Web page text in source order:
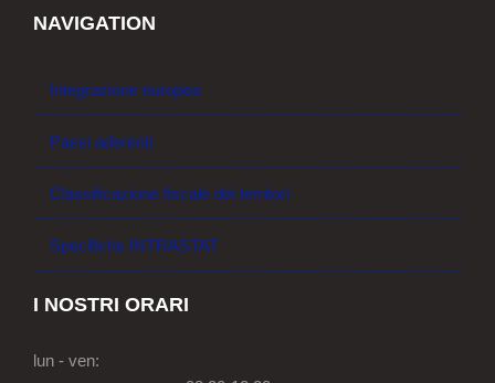
NAVIGATION
Integrazione europea
Paesi aderenti
Classificazione fiscale dei territori
Specifiche INTRASTAT
I NOSTRI ORARI
lun - ven: